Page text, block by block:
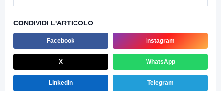
CONDIVIDI L'ARTICOLO
Facebook Instagram
X WhatsApp
LinkedIn Telegram